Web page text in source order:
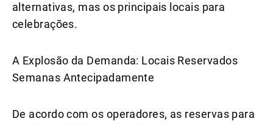
alternativas, mas os principais locais para
celebrações.
A Explosão da Demanda: Locais Reservados
Semanas Antecipadamente
De acordo com os operadores, as reservas para